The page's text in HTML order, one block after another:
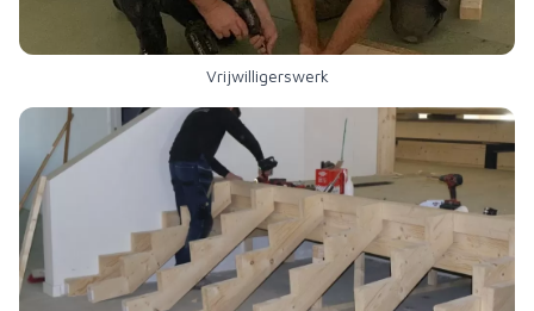
Vrijwilligerswerk